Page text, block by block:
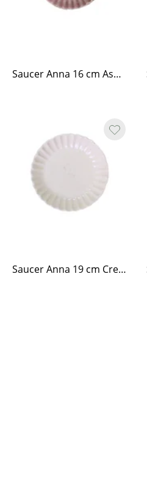
Saucer Anna 16 cm Ash Rose
Saucer Anna 19 cm Cream White